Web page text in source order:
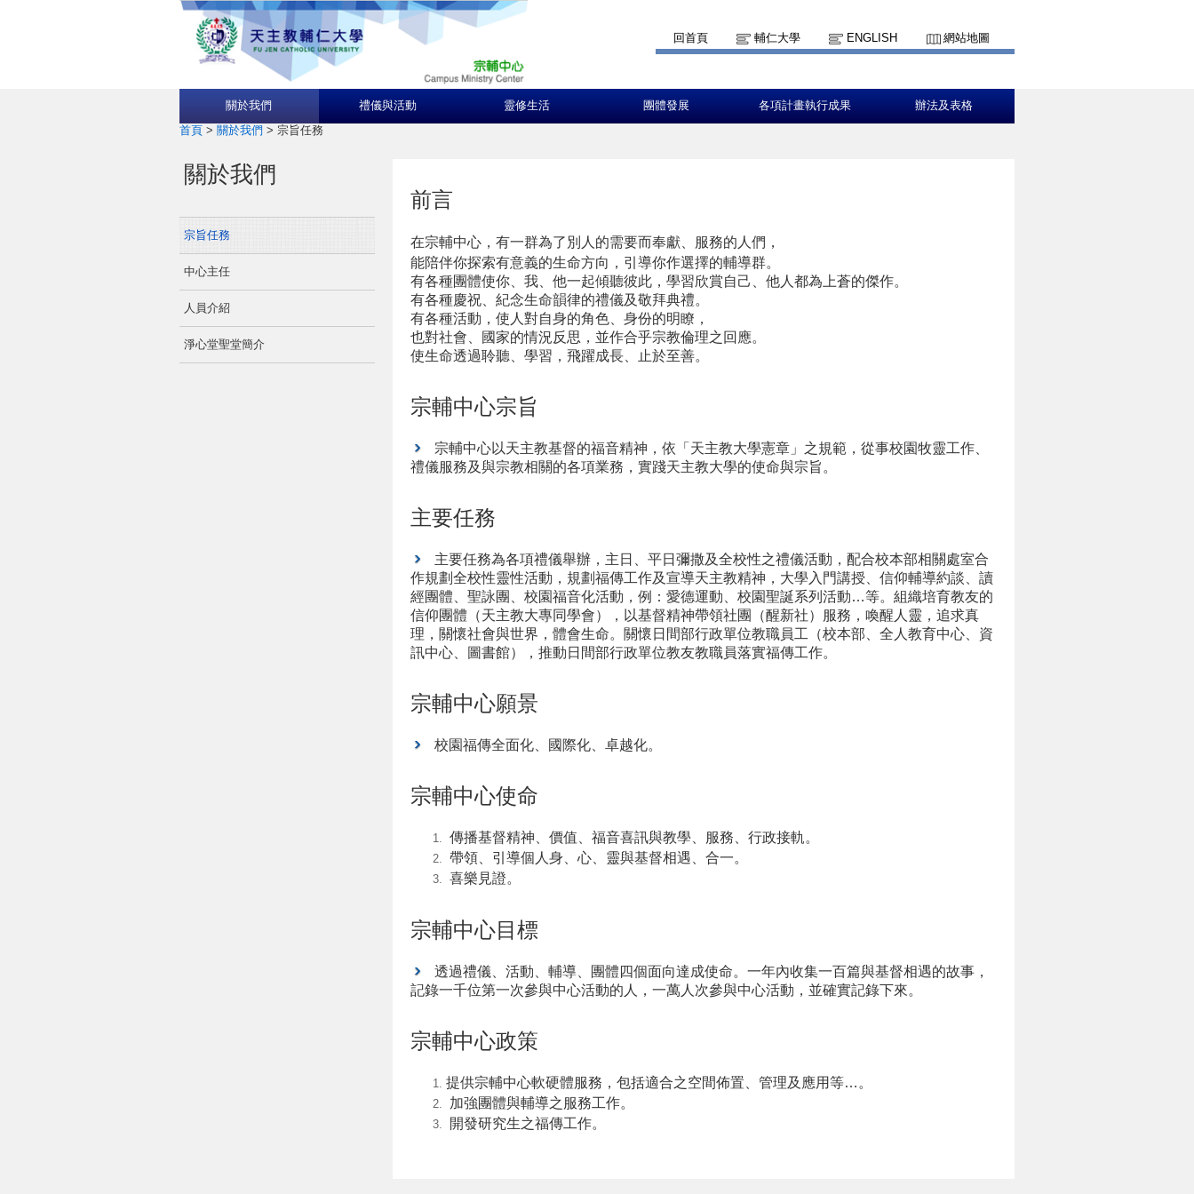
回首頁 輔仁大學 ENGLISH 網站地圖
關於我們 禮儀與活動 靈修生活 團體發展 各項計畫執行成果 辦法及表格
首頁 > 關於我們 > 宗旨任務
關於我們
宗旨任務
中心主任
人員介紹
淨心堂聖堂簡介
前言
在宗輔中心，有一群為了別人的需要而奉獻、服務的人們，
能陪伴你探索有意義的生命方向，引導你作選擇的輔導群。
有各種團體使你、我、他一起傾聽彼此，學習欣賞自己、他人都為上蒼的傑作。
有各種慶祝、紀念生命韻律的禮儀及敬拜典禮。
有各種活動，使人對自身的角色、身份的明瞭，
也對社會、國家的情況反思，並作合乎宗教倫理之回應。
使生命透過聆聽、學習，飛躍成長、止於至善。
宗輔中心宗旨
宗輔中心以天主教基督的福音精神，依「天主教大學憲章」之規範，從事校園牧靈工作、
禮儀服務及與宗教相關的各項業務，實踐天主教大學的使命與宗旨。
主要任務
主要任務為各項禮儀舉辦，主日、平日彌撒及全校性之禮儀活動，配合校本部相關處室合
作規劃全校性靈性活動，規劃福傳工作及宣導天主教精神，大學入門講授、信仰輔導約談、讀
經團體、聖詠團、校園福音化活動，例：愛德運動、校園聖誕系列活動…等。組織培育教友的
信仰團體（天主教大專同學會），以基督精神帶領社團（醒新社）服務，喚醒人靈，追求真
理，關懷社會與世界，體會生命。關懷日間部行政單位教職員工（校本部、全人教育中心、資
訊中心、圖書館），推動日間部行政單位教友教職員落實福傳工作。
宗輔中心願景
校園福傳全面化、國際化、卓越化。
宗輔中心使命
傳播基督精神、價值、福音喜訊與教學、服務、行政接軌。
帶領、引導個人身、心、靈與基督相遇、合一。
喜樂見證。
宗輔中心目標
透過禮儀、活動、輔導、團體四個面向達成使命。一年內收集一百篇與基督相遇的故事，
記錄一千位第一次參與中心活動的人，一萬人次參與中心活動，並確實記錄下來。
宗輔中心政策
提供宗輔中心軟硬體服務，包括適合之空間佈置、管理及應用等…。
加強團體與輔導之服務工作。
開發研究生之福傳工作。